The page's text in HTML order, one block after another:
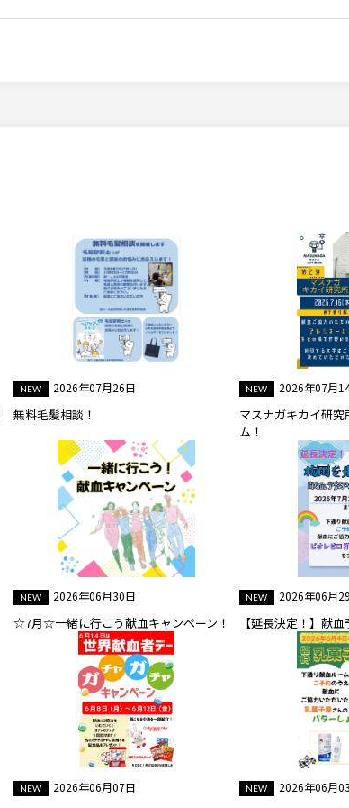
2026年07月26日
無料毛髪相談！
2026年07月
マスナガキカイ研
ム！
2026年06月30日
☆7月☆一緒に行こう献血キャンペーン！
2026年06月
【延長決定！】献
2026年06月07日 2026年06月